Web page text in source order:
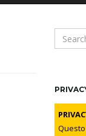
e
c
k
e